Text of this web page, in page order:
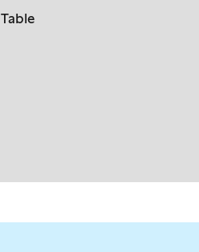
Table